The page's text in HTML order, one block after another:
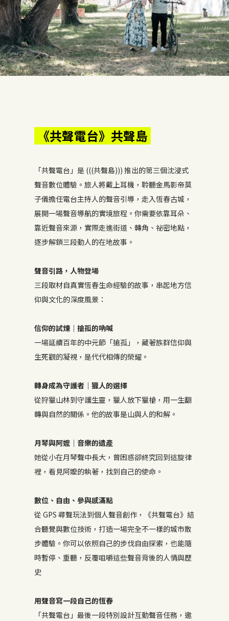
《共聲電台》共聲島
「共聲電台」是 (((共聲島))) 推出的第三個沈浸式
聲音數位體驗。旅人將戴上耳機，聆聽金馬影帝莫
子儀擔任電台主持人的聲音引導，走入恆春古城，
展開一場聲音導航的實境旅程。你需要依靠耳朵、
靠近聲音來源，實際走進街道、轉角、祕密地點，
逐步解鎖三段動人的在地故事。
聲音引路，人物登場
三段取材自真實恆春生命經驗的故事，串起地方信
仰與文化的深度風景：
信仰的試煉｜搶孤的吶喊
一場延續百年的中元節「搶孤」，藏著族群信仰與
生死觀的凝視，是代代相傳的榮耀。
轉身成為守護者｜獵人的選擇
從狩獵山林到守護生靈，獵人放下獵槍，用一生翻
轉與自然的關係。他的故事是山與人的和解。
月琴與阿嬤｜音樂的遺產
她從小在月琴聲中長大，曾困惑卻終究回到這旋律
裡，看見阿嬤的執著，找到自己的使命。
數位、自由、參與感滿點
從 GPS 尋聲玩法到個人聲音創作，《共聲電台》結
合聽覺與數位技術，打造一場完全不一樣的城市散
步體驗。你可以依照自己的步伐自由探索，也能隨
時暫停、重聽，反覆咀嚼這些聲音背後的人情與歷
史
用聲音寫一段自己的恆春
「共聲電台」最後一段特別設計互動聲音任務，邀